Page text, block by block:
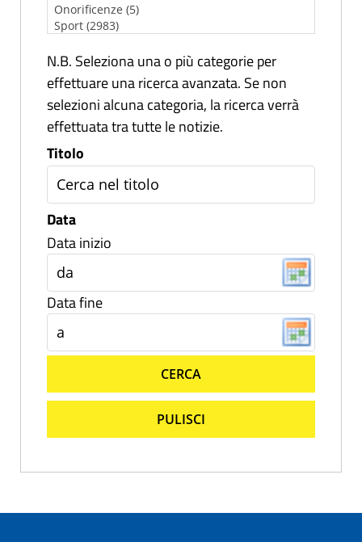
N.B. Seleziona una o più categorie per
effettuare una ricerca avanzata. Se non
selezioni alcuna categoria, la ricerca verrà
effettuata tra tutte le notizie.
Titolo
Data
Data inizio
Data fine
CERCA
PULISCI